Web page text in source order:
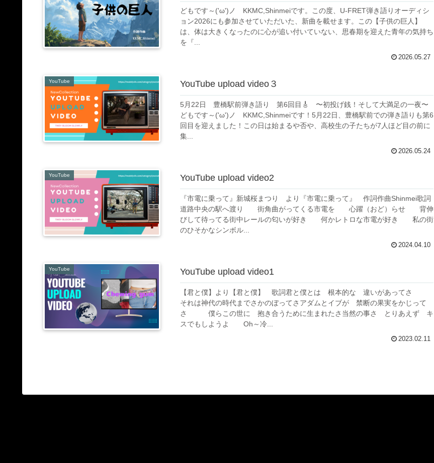
どもです～('ω')ノ KKMC,Shinmeiです。この度、U-FRET弾き語りオーディシ
ョン2026にも参加させていただいた、新曲を載せます。この【子供の巨人】
は、体は大きくなったのに心が追い付いていない、思春期を迎えた青年の気持ち
を『...
2026.05.27
YouTube YouTube upload video３
5月22日 豊橋駅前弾き語り 第6回目🎸 〜初投げ銭！そして大満足の一夜〜
どもです～('ω')ノ KKMC,Shinmeiです！5月22日、豊橋駅前での弾き語りも第6
回目を迎えました！この日は始まるや否や、高校生の子たちが7人ほど目の前に
集...
2026.05.24
YouTube YouTube upload video2
『市電に乗って』新城桜まつり より『市電に乗って』 作詞作曲Shinmei歌詞
道路中央の駅へ渡り 街角曲がってくる市電を 心躍（おど）らせ 背伸
びして待ってる街中レールの匂いが好き 何かレトロな市電が好き 私の街
のひそかなシンボル...
2024.04.10
YouTube YouTube upload video1
【君と僕】より【君と僕】 歌詞君と僕とは 根本的な 違いがあってさ
それは神代の時代までさかのぼってさアダムとイブが 禁断の果実をかじって
さ 僕らこの世に 抱き合うために生まれたさ当然の事さ とりあえず キ
スでもしようよ Oh～冷...
2023.02.11